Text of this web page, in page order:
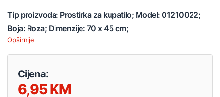
Tip proizvoda: Prostirka za kupatilo; Model: 01210022;
Boja: Roza; Dimenzije: 70 x 45 cm;
Opširnije
Cijena:
6,95